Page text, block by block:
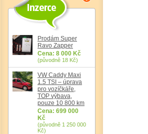
Prodám Super
Ravo Zapper
Cena: 8 000 Kč
(původně 18 Kč)
VW Caddy Maxi
1.5 TSI – úprava
pro vozíčkáře,
TOP výbava,
pouze 10 800 km
Cena: 699 000
Kč
(původně 1 250 000
Kč)